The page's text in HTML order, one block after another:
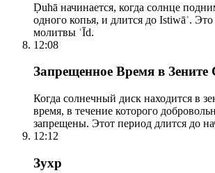
Ḍuhā начинается, когда солнце
одного копья, и длится до Istiwāʾ.
молитвы ʿĪd.
12:08
Запрещенное Время в Зените
Когда солнечный диск находится в
время, в течение которого
запрещены. Этот период длится до
12:12
Зухр